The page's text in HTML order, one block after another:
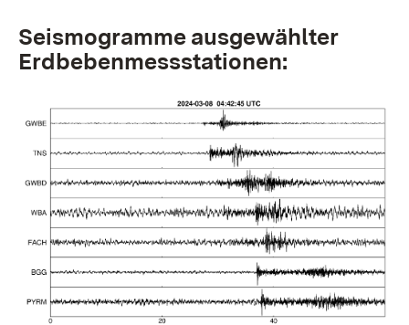
Seismogramme ausgewählter
Erdbebenmessstationen: